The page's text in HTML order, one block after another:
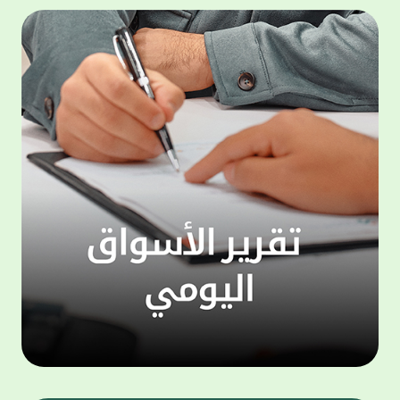
مستحوذة حصة انخفضت إلى 12.4% في الربع
الثاني مقابل 21.0% من إجمالي التداولات في
الربع الأول 2026، فيما شكلت التداولات على
باقي فئات العقارات 8.9% من التداولات مدفوعة
بنشاط التداولات على فئة المشاتل الزراعية التي
شكلت وحدها 3.2% من إجمالي التداولات يليها
التداولات العقارية على فئة المخازن بحصة قدرها
3.0% من التداولات العقارية ومثلت تداولات
الشريط الساحلي نحو 2.6%، في حين شكلت
تداولات العقار الحرفي 0.1% من إجمالي قيمة
التداولات العقارية في الربع الثاني 2026. واضاف
بلغت قيمة التداولات العقارية 907.5 مليون دينار
خلال الربع الثاني 2026 وفق بيانات ومؤشرات
إدارة التسجيل والتوثيق التي يتم تجميعها على
أساس شهري في وزارة العدل الكويتية، بنسبة
انخفاض 11.4% عن المستوى المرتفع الذي
سجلته في الربع الأول 2026، كما تعد مرتفعة
بنسبة ملحوظة قدرها 15% على أساس سنوي.
التي
من